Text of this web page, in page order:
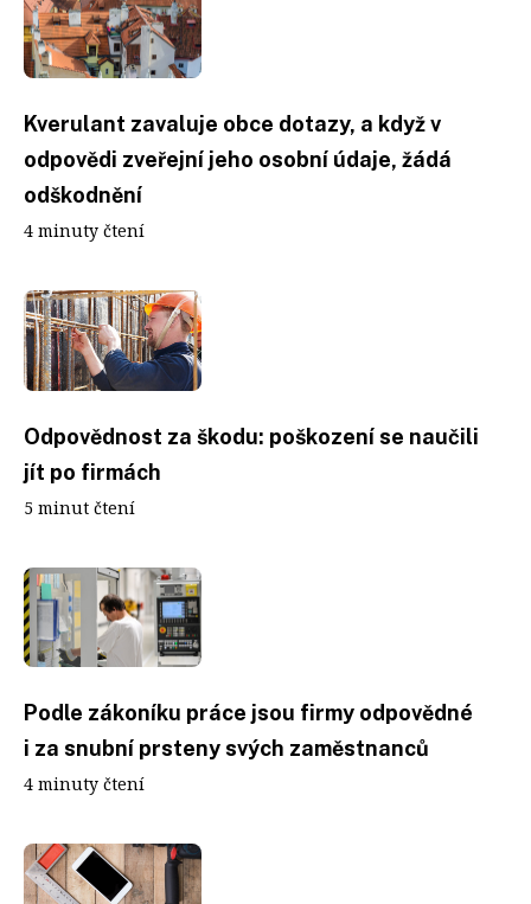
Kverulant zavaluje obce dotazy, a když v
odpovědi zveřejní jeho osobní údaje, žádá
odškodnění
4 minuty čtení
Odpovědnost za škodu: poškození se naučili
jít po firmách
5 minut čtení
Podle zákoníku práce jsou firmy odpovědné
i za snubní prsteny svých zaměstnanců
4 minuty čtení